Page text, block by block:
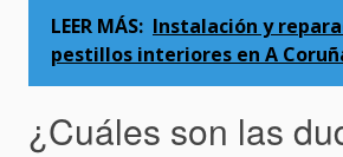
LEER MÁS: Instalación y
pestillos interiores en A
¿Cuáles son las